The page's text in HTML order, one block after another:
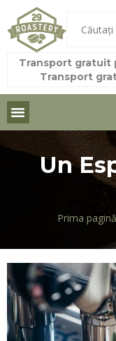
Transport gratuit
Transport
Un
Prima pagină